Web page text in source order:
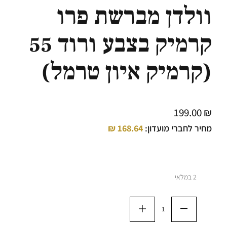
וולדן מברשת פרו
קרמיק בצבע ורוד 55
(קרמיק איון טרמל)
199.00₪
מחיר לחברי מועדון: 168.64
₪
2 במלאי